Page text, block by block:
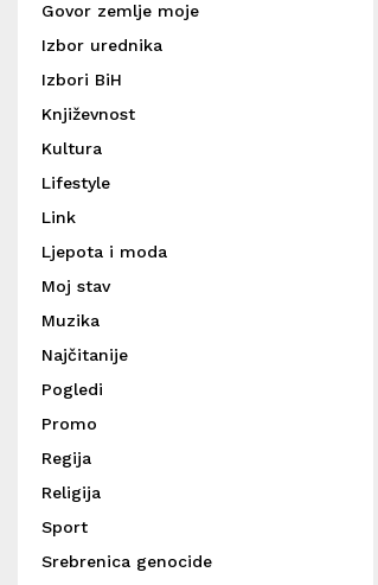
Govor zemlje moje
Izbor urednika
Izbori BiH
Književnost
Kultura
Lifestyle
Link
Ljepota i moda
Moj stav
Muzika
Najčitanije
Pogledi
Promo
Regija
Religija
Sport
Srebrenica genocide